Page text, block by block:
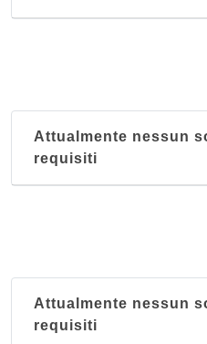
Attualmente nessun
requisiti
Attualmente nessun
requisiti